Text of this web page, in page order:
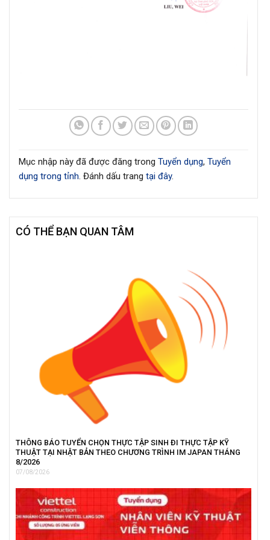
Mục nhập này đã được đăng trong Tuyển dụng, Tuyển
dụng trong tỉnh. Đánh dấu trang tại đây.
CÓ THỂ BẠN QUAN TÂM
THÔNG BÁO TUYỂN CHỌN THỰC TẬP SINH ĐI THỰC TẬP KỸ
THUẬT TẠI NHẬT BẢN THEO CHƯƠNG TRÌNH IM JAPAN THÁNG
8/2026
07/08/2026